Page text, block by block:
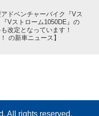
アドベンチャーバイク『Vス
『Vストローム1050DE』の
改定となっています！
の新車ニュース】
All rights reserved.